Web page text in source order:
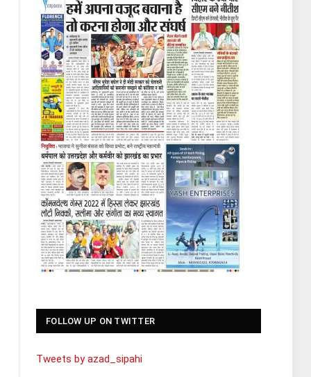
FOLLOW UP ON TWITTER
Tweets by azad_sipahi